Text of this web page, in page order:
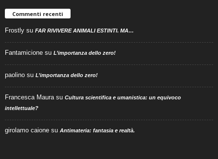
Commenti recenti
Frostly su FAR RIVIVERE ANIMALI ESTINTI. MA…
Fantamicione su L’importanza dello zero!
paolino su L’importanza dello zero!
Francesca Maurasu Cultura scientifica e umanistica: un equivoco
intellettuale?
girolamo caione su Antimateria: fantasia e realtà.